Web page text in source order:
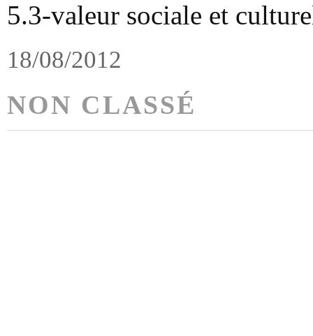
5.3-valeur sociale et
18/08/2012
NON CLASSÉ